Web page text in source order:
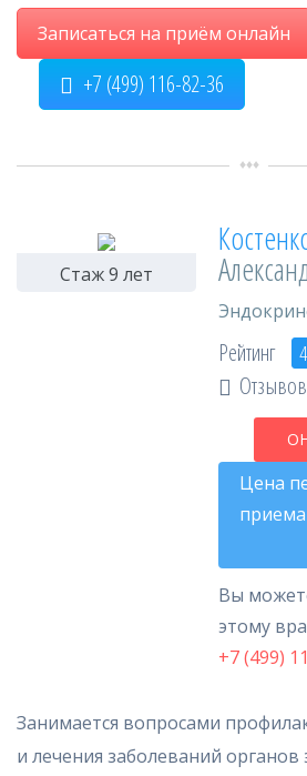
Записаться на приём онлайн
+7 (499) 116-82-36
Стаж 9 лет
Рейтинг
Отзывов
Цена
приема
Вы
этому
+7 (499)
Занимается вопросами
и лечения заболеваний